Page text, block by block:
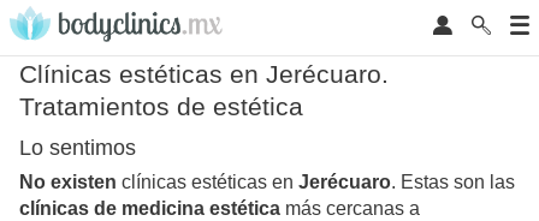
Clínicas estéticas en Jerécuaro.
Tratamientos de estética
Lo sentimos
No existen clínicas estéticas en Jerécuaro. Estas son las
clínicas de medicina estética más cercanas a